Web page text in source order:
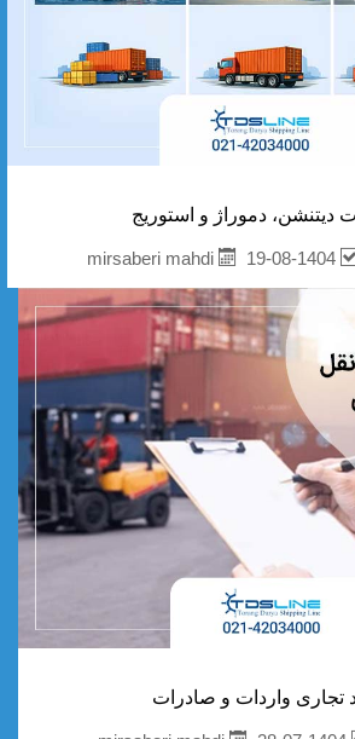
دیتنشن، دموراژ و استوریج
19-08-1404
تجاری واردات و صادرات